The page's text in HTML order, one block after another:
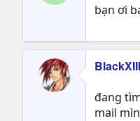
bạn ơi
BlackXIII
đang
mail